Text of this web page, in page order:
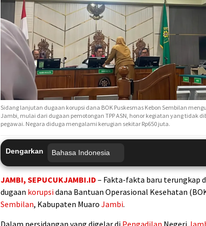
Sidang lanjutan dugaan korupsi dana BOK Puskesmas Kebon Sembilan
Jambi, mulai dari dugaan pemotongan TPP ASN, honor kegiatan yang tidak
pegawai. Negara diduga mengalami kerugian sekitar Rp650 juta.
Dengarkan
JAMBI, SEPUCUKJAMBI.ID – Fakta-fakta baru terungkap
dugaan korupsidana Bantuan Operasional Kesehatan
Sembilan, Kabupaten Muaro Jambi.